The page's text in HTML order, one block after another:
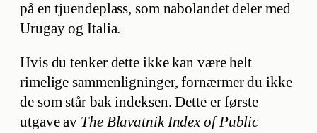
på en tjuendeplass, som nabolandet deler med
Urugay og Italia.
Hvis du tenker dette ikke kan være helt
rimelige sammenligninger, fornærmer du ikke
de som står bak indeksen. Dette er første
utgave av The Blavatnik Index of Public